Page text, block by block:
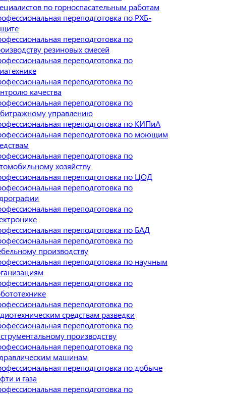
по горноспасательным работам
переподготовка по РХБ-
переподготовка по
резиновых смесей
переподготовка по
переподготовка по
качества
переподготовка по
управлению
переподготовка по КИПиА
переподготовка по моющим
переподготовка по
хозяйству
переподготовка по ЦОД
переподготовка по
переподготовка по
переподготовка по БАД
переподготовка по
производству
переподготовка по научным
переподготовка по
переподготовка по
средствам разведки
переподготовка по
производству
переподготовка по
машинам
переподготовка по добыче
и газа
переподготовка по